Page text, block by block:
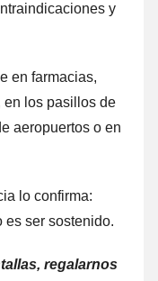
y
en farmacias,
en los pasillos de
aeropuertos o en
lo confirma:
es ser sostenido.
regalarnos